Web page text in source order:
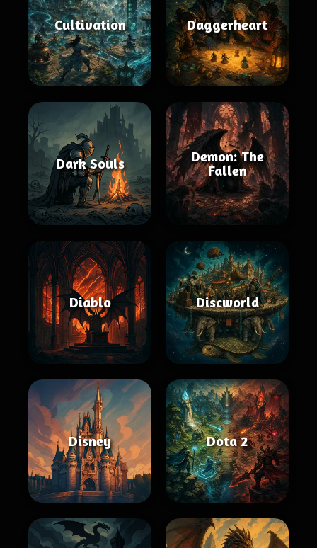
Cultivation Daggerheart
Dark Souls
Demon: The
Fallen
Diablo Discworld
Disney Dota 2